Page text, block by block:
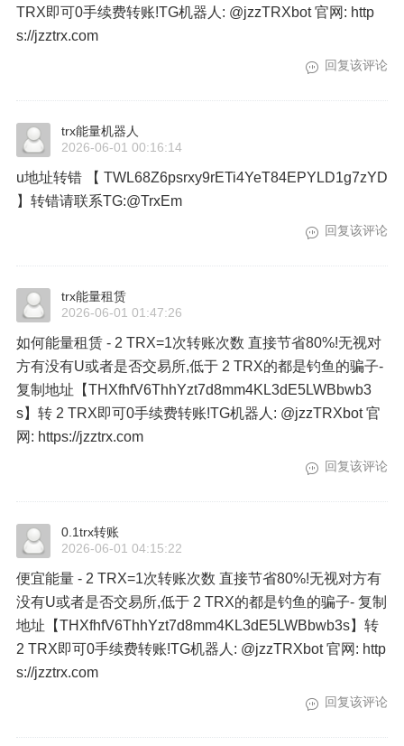
TRX即可0手续费转账!TG机器人: @jzzTRXbot 官网: http
s://jzztrx.com
回复该评论
trx能量机器人
2026-06-01 00:16:14
u地址转错 【 TWL68Z6psrxy9rETi4YeT84EPYLD1g7zYD
】转错请联系TG:@TrxEm
回复该评论
trx能量租赁
2026-06-01 01:47:26
如何能量租赁 - 2 TRX=1次转账次数 直接节省80%!无视对
方有没有U或者是否交易所,低于 2 TRX的都是钓鱼的骗子-
复制地址【THXfhfV6ThhYzt7d8mm4KL3dE5LWBbwb3
s】转 2 TRX即可0手续费转账!TG机器人: @jzzTRXbot 官
网: https://jzztrx.com
回复该评论
0.1trx转账
2026-06-01 04:15:22
便宜能量 - 2 TRX=1次转账次数 直接节省80%!无视对方有
没有U或者是否交易所,低于 2 TRX的都是钓鱼的骗子- 复制
地址【THXfhfV6ThhYzt7d8mm4KL3dE5LWBbwb3s】转
2 TRX即可0手续费转账!TG机器人: @jzzTRXbot 官网: http
s://jzztrx.com
回复该评论